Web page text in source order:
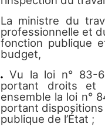
La ministre du
professionnelle et
fonction publique
budget,
Vu la loi n° 83-
portant droits et
ensemble la loi n°
portant
publique de l’État ;